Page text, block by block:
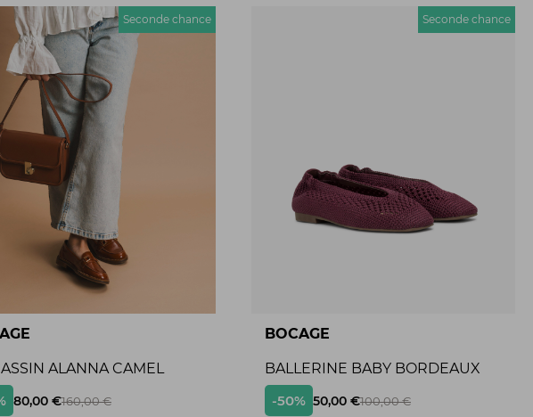
Seconde chance
ALANNA CAMEL
80,00 €160,00 €
Seconde chance
BOCAGE
BALLERINE BABY BORDEAUX
-50% 50,00 €100,00 €